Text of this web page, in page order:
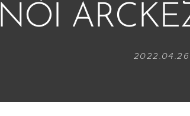
NŐI
2022.04.26